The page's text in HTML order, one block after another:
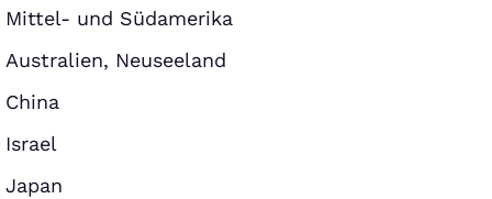
Mittel- und Südamerika
Australien, Neuseeland
China
Israel
Japan